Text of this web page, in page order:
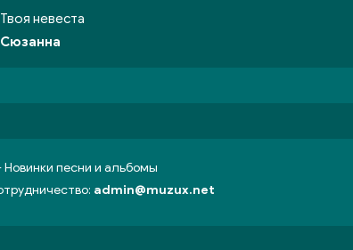
Твоя невеста
Сюзанна
Новинки песни и альбомы
admin@muzux.net